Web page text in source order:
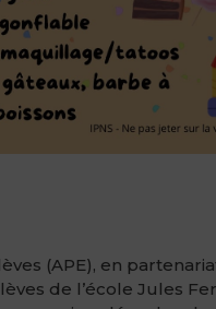
(APE), en
de l’école Jules